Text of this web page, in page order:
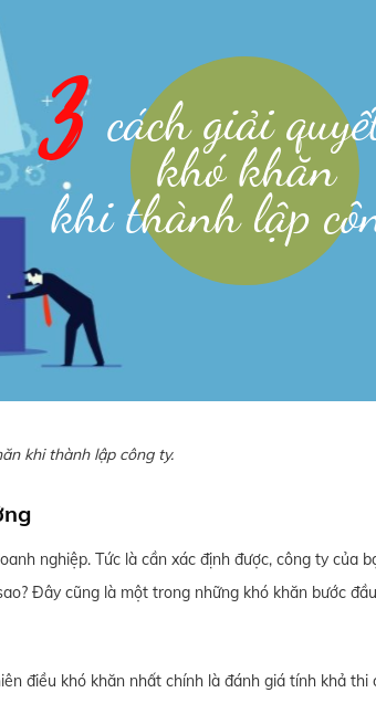
khi thành lập công ty.
nghiệp. Tức là cần xác định được, công ty của
Đây cũng là một trong những khó khăn bước
điều khó khăn nhất chính là đánh giá tính khả thi